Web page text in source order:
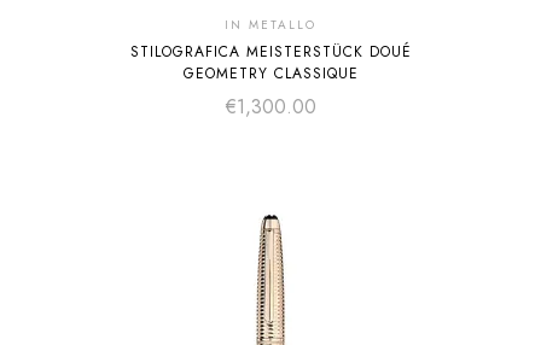
IN METALLO
STILOGRAFICA MEISTERSTÜCK DOUÉ
GEOMETRY CLASSIQUE
€1,300.00